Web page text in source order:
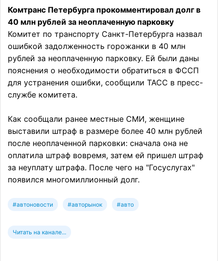
Комтранс Петербурга прокомментировал долг в
40 млн рублей за неоплаченную парковку
Комитет по транспорту Санкт-Петербурга назвал
ошибкой задолженность горожанки в 40 млн
рублей за неоплаченную парковку. Ей были даны
пояснения о необходимости обратиться в ФССП
для устранения ошибки, сообщили ТАСС в пресс-
службе комитета.
Как сообщали ранее местные СМИ, женщине
выставили штраф в размере более 40 млн рублей
после неоплаченной парковки: сначала она не
оплатила штраф вовремя, затем ей пришел штраф
за неуплату штрафа. После чего на "Госуслугах"
появился многомиллионный долг.
#автоновости #авторынок #авто
Читать на канале...